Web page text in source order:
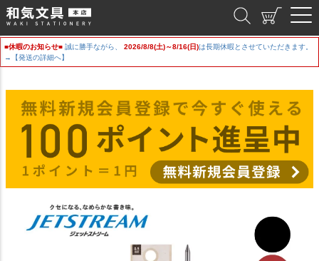
■休暇のお知らせ■ 誠に勝手ながら、 2026/8/8(土)～8/16(日)は長期休暇とさせていただきます。
→【発送の詳細へ】